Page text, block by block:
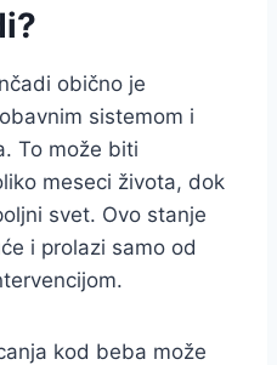
obično je
sistemom i
To može biti
meseci života, dok
svet. Ovo stanje
i prolazi samo od
kod beba može